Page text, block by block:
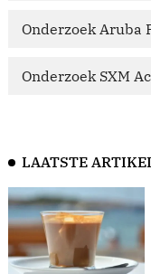
Onderzoek Aruba
Onderzoek SXM
LAATSTE